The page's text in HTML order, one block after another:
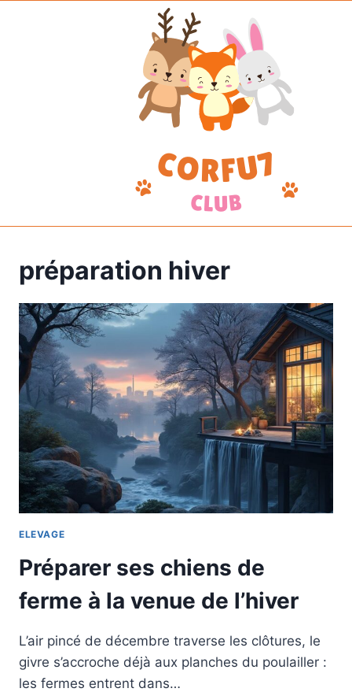
préparation hiver
ELEVAGE
Préparer ses chiens de
ferme à la venue de l’hiver
L’air pincé de décembre traverse les clôtures, le
givre s’accroche déjà aux planches du poulailler :
les fermes entrent dans…